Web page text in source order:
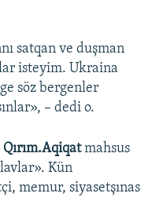
satqan ve duşman
isteyim. Ukraina
söz bergenler
– dedi o.
Qırım.Aqiqatmahsus
Kün
memur, siyasetşınas